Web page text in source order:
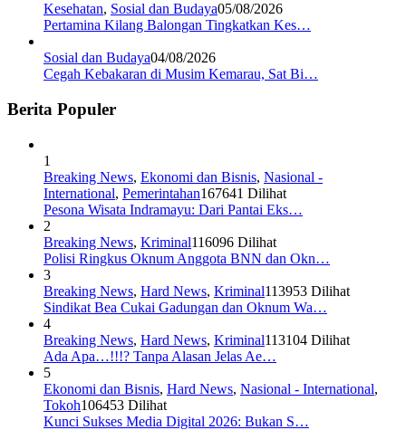
Kesehatan, Sosial dan Budaya05/08/2026
Pertamina Kilang Balongan Tingkatkan Kes…
Sosial dan Budaya04/08/2026
Cegah Kebakaran di Musim Kemarau, Sat Bi…
Berita Populer
1
Breaking News, Ekonomi dan Bisnis, Nasional -
International, Pemerintahan167641 Dilihat
Pesona Wisata Indramayu: Dari Pantai Eks…
2
Breaking News, Kriminal116096 Dilihat
Polisi Ringkus Oknum Anggota BNN dan Okn…
3
Breaking News, Hard News, Kriminal113953 Dilihat
Sindikat Bea Cukai Gadungan dan Oknum Wa…
4
Breaking News, Hard News, Kriminal113104 Dilihat
Ada Apa…!!!? Tanpa Alasan Jelas Ae…
5
Ekonomi dan Bisnis, Hard News, Nasional - International,
Tokoh106453 Dilihat
Kunci Sukses Media Digital 2026: Bukan S…